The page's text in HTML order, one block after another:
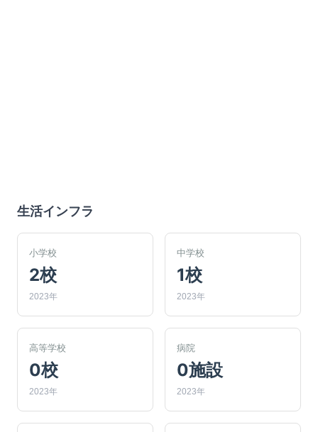
生活インフラ
小学校
2校
2023年
中学校
1校
2023年
高等学校
0校
2023年
病院
0施設
2023年